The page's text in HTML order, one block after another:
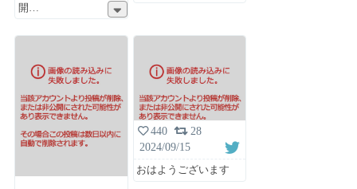
開
440
28
2024/09/15
おはようございます